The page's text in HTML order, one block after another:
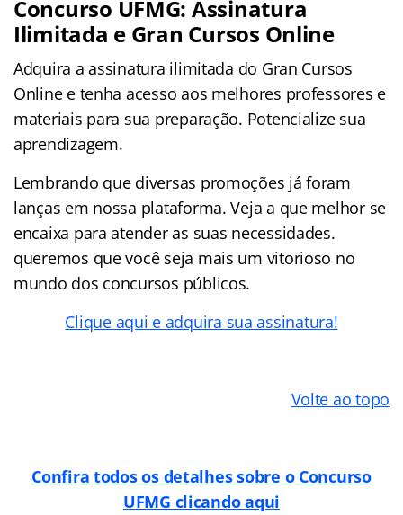
Concurso UFMG: Assinatura
Ilimitada e Gran Cursos Online
Adquira a assinatura ilimitada do Gran Cursos
Online e tenha acesso aos melhores professores e
materiais para sua preparação. Potencialize sua
aprendizagem.
Lembrando que diversas promoções já foram
lanças em nossa plataforma. Veja a que melhor se
encaixa para atender as suas necessidades.
queremos que você seja mais um vitorioso no
mundo dos concursos públicos.
Clique aqui e adquira sua assinatura!
Volte ao topo
Confira todos os detalhes sobre o Concurso
UFMG clicando aqui